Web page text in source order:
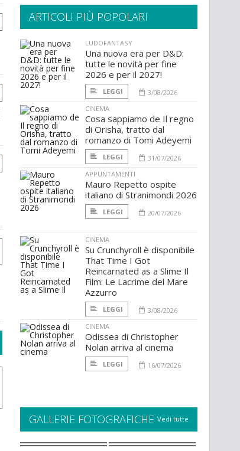
ARTICOLI PIÙ POPOLARI
LUDOFANTASY
Una nuova era per D&D:
tutte le novità per fine
2026 e per il 2027!
LEGGI
3/08/2026
CINEMA
Cosa sappiamo de Il regno
di Orisha, tratto dal
romanzo di Tomi Adeyemi
LEGGI
31/07/2026
APPUNTAMENTI
Mauro Repetto ospite
italiano di Stranimondi 2026
LEGGI 20/07/2026
CINEMA
Su Crunchyroll è disponibile
That Time I Got
Reincarnated as a Slime Il
Film: Le Lacrime del Mare
Azzurro
LEGGI
3/08/2026
CINEMA
Odissea di Christopher
Nolan arriva al cinema
LEGGI 16/07/2026
GALLERIE FOTOGRAFICHE Vedi tutte